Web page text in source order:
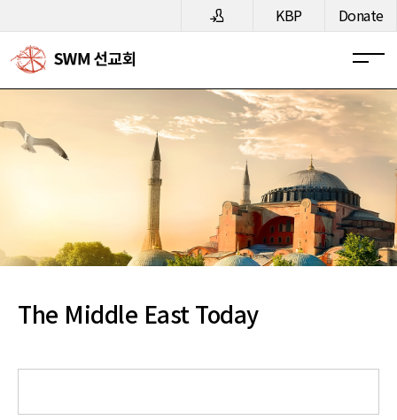
메뉴 건너뛰기 KBP Donate
The Middle East Today